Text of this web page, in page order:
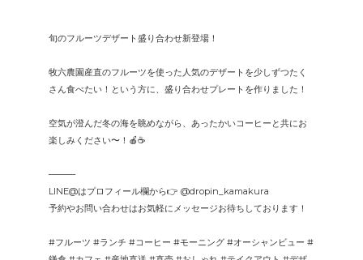
旬のフルーツデザート盛り合わせ新登場！
牧六農園産直のフルーツを使った人気のデザートを少しずつたく
さん食べたい！という方に、盛り合わせプレートを作りました！
空気が澄んだ冬の海を眺めながら、あったかいコーヒーと共にお
楽しみください〜！🍎☕️
———
LINE@はプロフィール欄から👉 @dropin_kamakura
予約やお問い合わせはお気軽にメッセージお待ちしております！
#フルーツ #ランチ #コーヒー #モーニング #オーシャンビュー #